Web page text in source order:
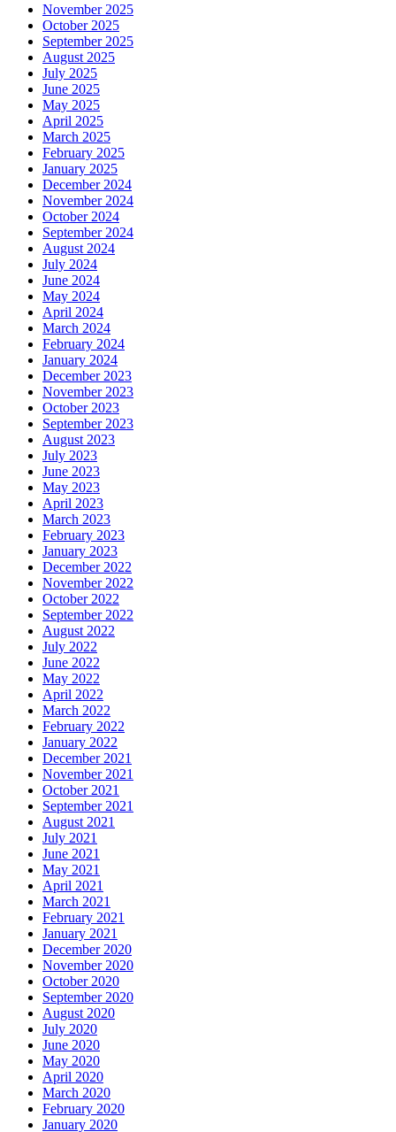
November 2025
October 2025
September 2025
August 2025
July 2025
June 2025
May 2025
April 2025
March 2025
February 2025
January 2025
December 2024
November 2024
October 2024
September 2024
August 2024
July 2024
June 2024
May 2024
April 2024
March 2024
February 2024
January 2024
December 2023
November 2023
October 2023
September 2023
August 2023
July 2023
June 2023
May 2023
April 2023
March 2023
February 2023
January 2023
December 2022
November 2022
October 2022
September 2022
August 2022
July 2022
June 2022
May 2022
April 2022
March 2022
February 2022
January 2022
December 2021
November 2021
October 2021
September 2021
August 2021
July 2021
June 2021
May 2021
April 2021
March 2021
February 2021
January 2021
December 2020
November 2020
October 2020
September 2020
August 2020
July 2020
June 2020
May 2020
April 2020
March 2020
February 2020
January 2020